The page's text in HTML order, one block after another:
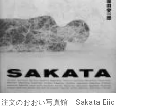
注文のおおい写真館 Sakata Eiic